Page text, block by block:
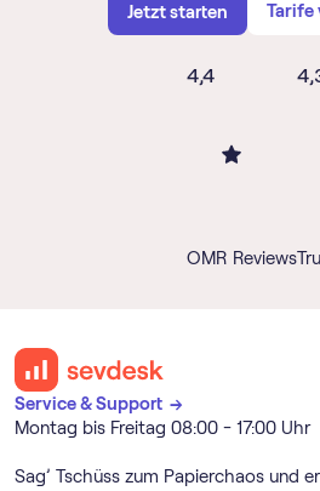
Jetzt starten Tarife
4,4
OMR Reviews
Service & Support →
Montag bis Freitag 08:00 - 17:00 Uhr
Sag’ Tschüss zum Papierchaos und